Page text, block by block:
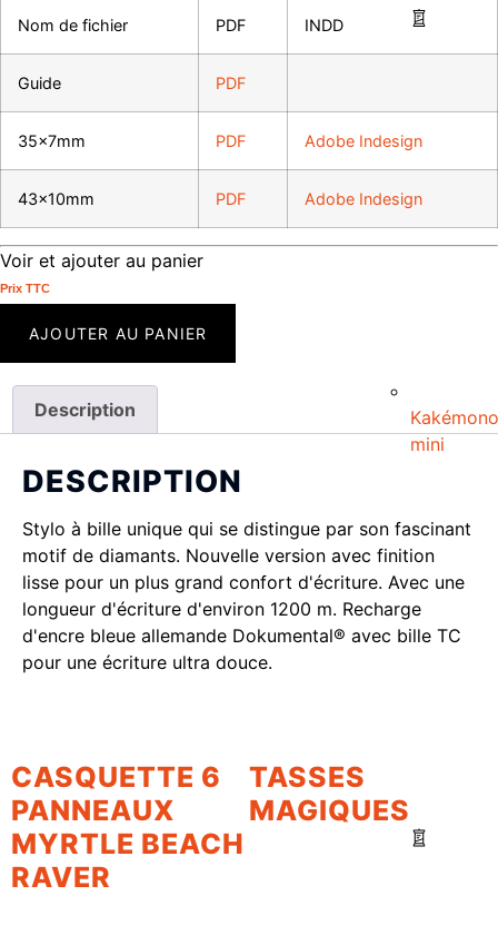
Kakémono
mini
Nom de fichier PDF INDD
Guide PDF
35x7mm PDF Adobe Indesign
43x10mm PDF Adobe Indesign
Voir et ajouter au panier
Prix ​​TTC
AJOUTER AU PANIER
Description
DESCRIPTION
Stylo à bille unique qui se distingue par son fascinant
motif de diamants. Nouvelle version avec finition
lisse pour un plus grand confort d'écriture. Avec une
longueur d'écriture d'environ 1200 m. Recharge
d'encre bleue allemande Dokumental® avec bille TC
pour une écriture ultra douce.
CASQUETTE 6
PANNEAUX
MYRTLE BEACH
RAVER
TASSES
MAGIQUES